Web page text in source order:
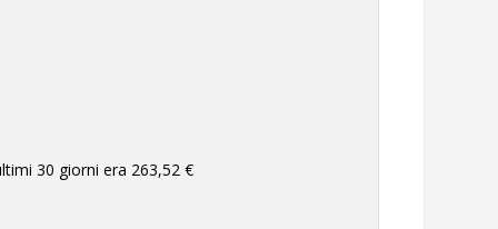
30 giorni era 263,52 €